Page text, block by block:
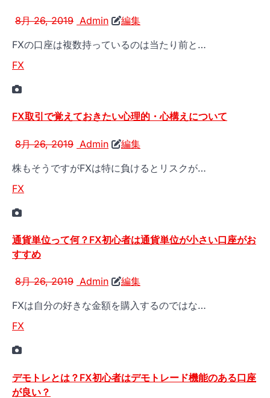
8月 26, 2019 Admin
編集
FXの口座は複数持っているのは当たり前と…
FX
FX取引で覚えておきたい心理的・心構えについて
8月 26, 2019 Admin
編集
株もそうですがFXは特に負けるとリスクが…
FX
通貨単位って何？FX初心者は通貨単位が小さい口座がお
すすめ
8月 26, 2019 Admin
編集
FXは自分の好きな金額を購入するのではな…
FX
デモトレとは？FX初心者はデモトレード機能のある口座
が良い？